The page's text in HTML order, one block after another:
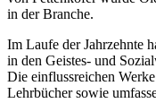
in der Branche.
Im Laufe der Jahrzehnte
in den Geistes- und
Die einflussreichen
Lehrbücher sowie